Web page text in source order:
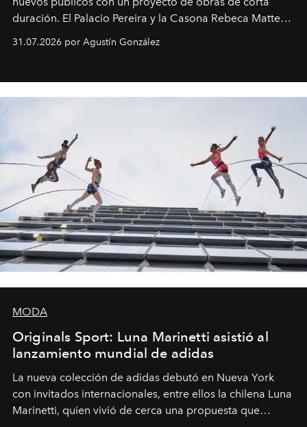
duración. El Palacio Pereira y la Casona Rebeca Matte
miniobras. Sus puestas en escena son limpias; ponen el
31.07.2026 por Agustín González
MODA
Originals Sport: Luna Marinetti asistió al
lanzamiento mundial de adidas
La nueva colección de adidas debutó en Nueva York
con invitados internacionales, entre ellos la chilena Luna
Marinetti, quien vivió de cerca una propuesta que